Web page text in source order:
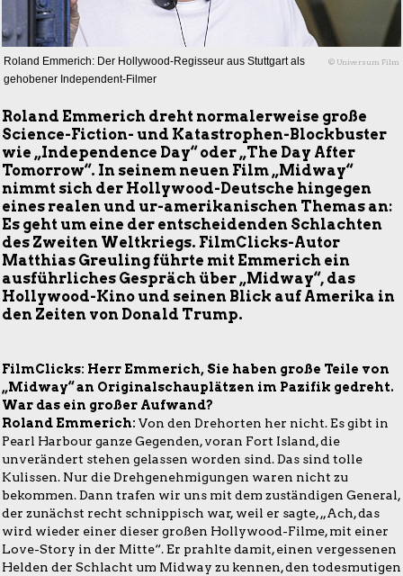
Roland Emmerich: Der Hollywood-Regisseur aus Stuttgart als
gehobener Independent-Filmer
© Universum Film
Roland Emmerich dreht normalerweise große
Science-Fiction- und Katastrophen-Blockbuster
wie „Independence Day“ oder „The Day After
Tomorrow“. In seinem neuen Film „Midway“
nimmt sich der Hollywood-Deutsche hingegen
eines realen und ur-amerikanischen Themas an:
Es geht um eine der entscheidenden Schlachten
des Zweiten Weltkriegs. FilmClicks-Autor
Matthias Greuling führte mit Emmerich ein
ausführliches Gespräch über „Midway“, das
Hollywood-Kino und seinen Blick auf Amerika in
den Zeiten von Donald Trump.
FilmClicks: Herr Emmerich, Sie haben große Teile von
„Midway“ an Originalschauplätzen im Pazifik gedreht.
War das ein großer Aufwand?
Roland Emmerich: Von den Drehorten her nicht. Es gibt in
Pearl Harbour ganze Gegenden, voran Fort Island, die
unverändert stehen gelassen worden sind. Das sind tolle
Kulissen. Nur die Drehgenehmigungen waren nicht zu
bekommen. Dann trafen wir uns mit dem zuständigen General,
der zunächst recht schnippisch war, weil er sagte, „Ach, das
wird wieder einer dieser großen Hollywood-Filme, mit einer
Love-Story in der Mitte“. Er prahlte damit, einen vergessenen
Helden der Schlacht um Midway zu kennen, den todesmutigen